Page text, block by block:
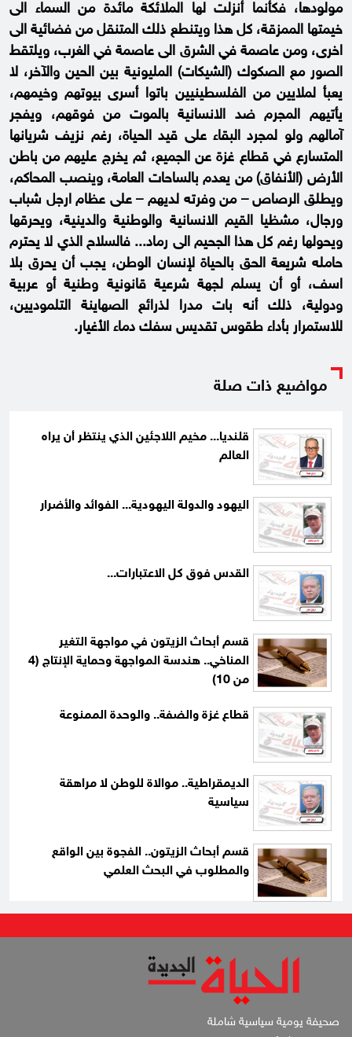
مولودها، فكأنما أنزلت لها الملائكة مائدة من السماء الى
خيمتها الممزقة، كل هذا ويتنطع ذلك المتنقل من فضائية الى
اخرى، ومن عاصمة في الشرق الى عاصمة في الغرب، ويلتقط
الصور مع الصكوك (الشيكات) المليونية بين الحين والآخر، لا
يعبأ لملايين من الفلسطينيين باتوا أسرى بيوتهم وخيمهم،
يأتيهم المجرم ضد الانسانية بالموت من فوقهم، ويفجر
آمالهم ولو لمجرد البقاء على قيد الحياة، رغم نزيف شريانها
المتسارع في قطاع غزة عن الجميع، ثم يخرج عليهم من باطن
الأرض (الأنفاق) من يعدم بالساحات العامة، وينصب المحاكم،
ويطلق الرصاص – من وفرته لديهم – على عظام ارجل شباب
ورجال، مشظيا القيم الانسانية والوطنية والدينية، ويحرقها
ويحولها رغم كل هذا الجحيم الى رماد... فالسلاح الذي لا يحترم
حامله شريعة الحق بالحياة لإنسان الوطن، يجب أن يحرق بلا
اسف، أو أن يسلم لجهة شرعية قانونية وطنية أو عربية
ودولية، ذلك أنه بات مدرا لذرائع الصهاينة التلموديين،
للاستمرار بأداء طقوس تقديس سفك دماء الأغيار.
مواضيع ذات صلة
قلنديا... مخيم اللاجئين الذي ينتظر أن يراه
العالم
اليهود والدولة اليهودية... الفوائد والأضرار
القدس فوق كل الاعتبارات...
قسم أبحاث الزيتون في مواجهة التغير
المناخي.. هندسة المواجهة وحماية الإنتاج (4
من 10)
قطاع غزة والضفة.. والوحدة الممنوعة
الديمقراطية.. موالاة للوطن لا مراهقة
سياسية
قسم أبحاث الزيتون.. الفجوة بين الواقع
والمطلوب في البحث العلمي
صحيفة يومية سياسية شاملة